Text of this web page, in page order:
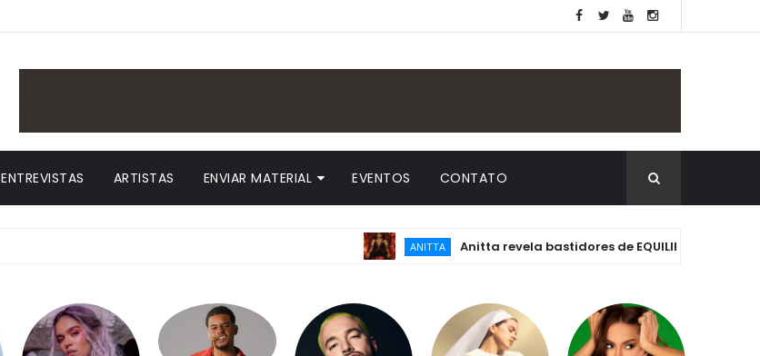
ENTREVISTAS ARTISTAS ENVIAR MATERIAL EVENTOS CONTATO
ANITTA Anitta revela bastidores de EQUILIBRIVM: emoção,